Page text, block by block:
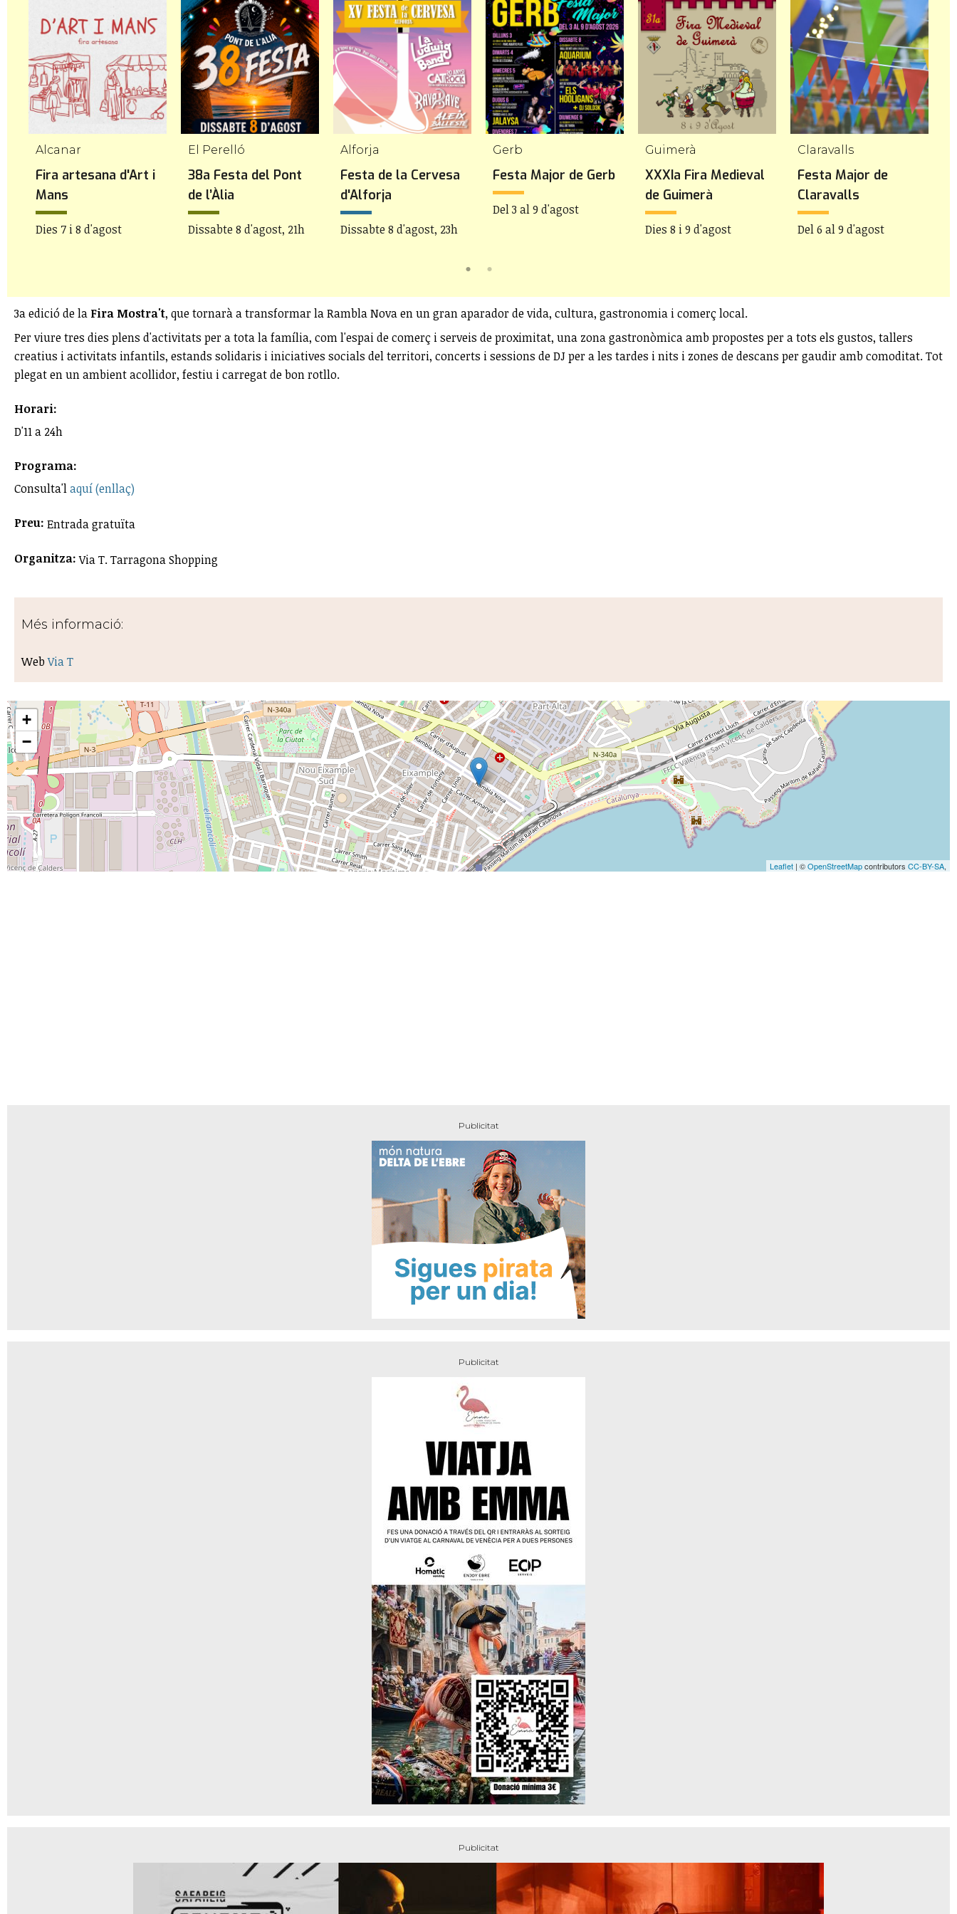
Alcanar
Fira artesana d'Art i
Mans
Dies 7 i 8 d'agost
El Perelló
38a Festa del Pont
de l’Àlia
Dissabte 8 d'agost, 21h
Alforja
Festa de la Cervesa
d'Alforja
Dissabte 8 d'agost, 23h
Gerb
Festa Major de Gerb
Del 3 al 9 d'agost
Guimerà
XXXIa Fira Medieval
de Guimerà
Dies 8 i 9 d'agost
Claravalls
Festa Major de
Claravalls
Del 6 al 9 d'agost
3a edició de la Fira Mostra't, que tornarà a transformar la Rambla Nova en un gran aparador de vida, cultura, gastronomia i comerç local.
Per viure tres dies plens d'activitats per a tota la família, com l'espai de comerç i serveis de proximitat, una zona gastronòmica amb propostes per a tots els gustos, tallers
creatius i activitats infantils, estands solidaris i iniciatives socials del territori, concerts i sessions de DJ per a les tardes i nits i zones de descans per gaudir amb comoditat. Tot
plegat en un ambient acollidor, festiu i carregat de bon rotllo.
Horari:
D'11 a 24h
Programa:
Consulta'laquí (enllaç)
Preu: Entrada gratuïta
Organitza:Via T. Tarragona Shopping
Més informació:
WebVia T
+
−
Leaflet | ©OpenStreetMapcontributors CC-BY-SA,